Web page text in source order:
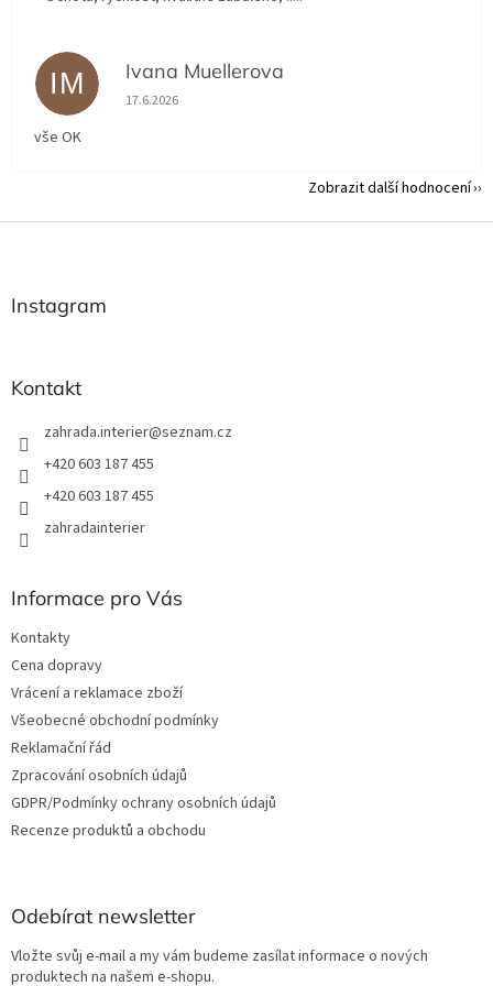
IM Ivana Muellerova
Hodnocení obchodu je 5 z 5 hvězdiček.
17.6.2026
vše OK
Zobrazit další hodnocení
Instagram
Kontakt
zahrada.interier@seznam.cz
+420 603 187 455
+420 603 187 455
zahradainterier
Informace pro Vás
Kontakty
Cena dopravy
Vrácení a reklamace zboží
Všeobecné obchodní podmínky
Reklamační řád
Zpracování osobních údajů
GDPR/Podmínky ochrany osobních údajů
Recenze produktů a obchodu
Odebírat newsletter
Vložte svůj e-mail a my vám budeme zasílat informace o nových
produktech na našem e-shopu.